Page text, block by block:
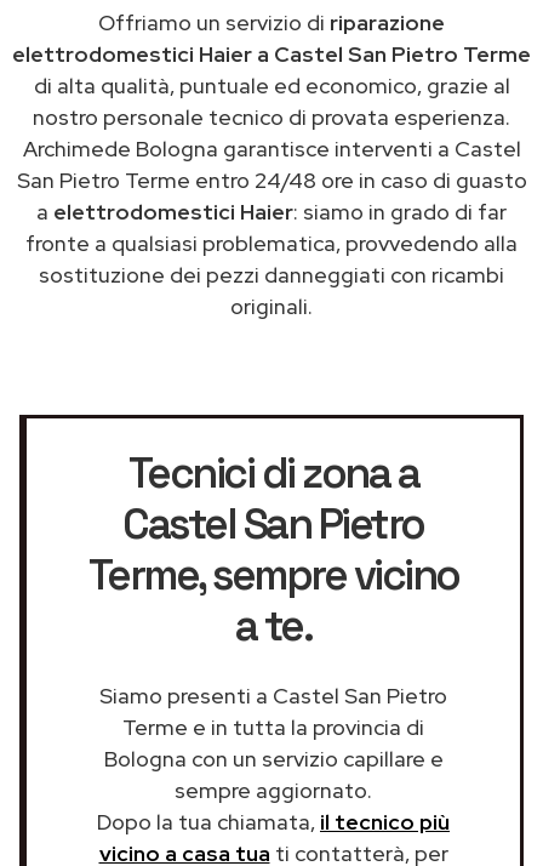
Offriamo un servizio di riparazione
elettrodomestici Haier a Castel San Pietro Terme
di alta qualità, puntuale ed economico, grazie al
nostro personale tecnico di provata esperienza.
Archimede Bologna garantisce interventi a Castel
San Pietro Terme entro 24/48 ore in caso di guasto
a elettrodomestici Haier: siamo in grado di far
fronte a qualsiasi problematica, provvedendo alla
sostituzione dei pezzi danneggiati con ricambi
originali.
Tecnici di zona a
Castel San Pietro
Terme, sempre vicino
a te.
Siamo presenti a Castel San Pietro
Terme e in tutta la provincia di
Bologna con un servizio capillare e
sempre aggiornato.
Dopo la tua chiamata, il tecnico più
vicino a casa tua ti contatterà, per